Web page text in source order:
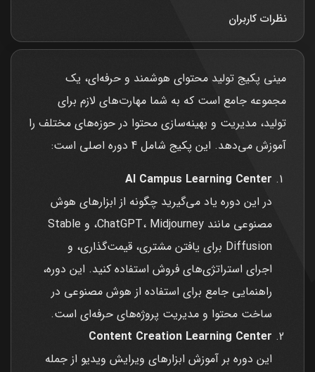
نظرات کاربران
مینی پکیج تولید محتوای هوشمند و حرفه‌ای، یک
مجموعه جامع است که به شما مهارت‌های لازم برای
تولید، مدیریت و بهینه‌سازی محتوا در حوزه‌های مختلف را
آموزش می‌دهد. این پکیج شامل 4 دوره اصلی است:
AI Campus Learning Center
در این دوره یاد می‌گیرید چگونه از ابزارهای هوش
مصنوعی مانند ChatGPT، Midjourney، و Stable
Diffusion برای یافتن مشتری، قیمت‌گذاری، و
اجرای استراتژی‌های فروش استفاده کنید. این دوره،
راهنمایی جامع برای استفاده از هوش مصنوعی در
ساخت محتوا و مدیریت پروژه‌های حرفه‌ای است.
Content Creation Learning Center
این دوره بر آموزش ابزارهای ویرایش ویدیو از جمله